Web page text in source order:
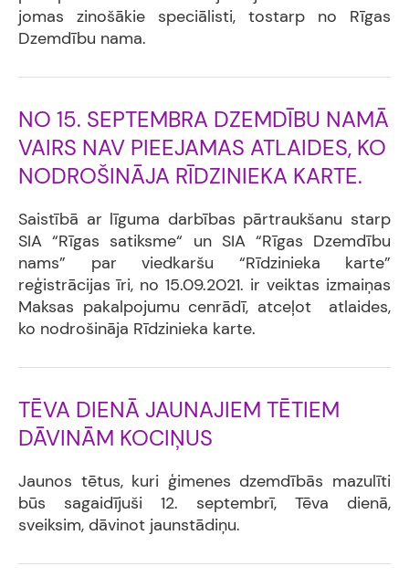
jomas zinošākie speciālisti, tostarp no Rīgas
Dzemdību nama.
NO 15. SEPTEMBRA DZEMDĪBU NAMĀ
VAIRS NAV PIEEJAMAS ATLAIDES, KO
NODROŠINĀJA RĪDZINIEKA KARTE.
Saistībā ar līguma darbības pārtraukšanu starp
SIA “Rīgas satiksme“ un SIA “Rīgas Dzemdību
nams” par viedkaršu “Rīdzinieka karte”
reģistrācijas īri, no 15.09.2021. ir veiktas izmaiņas
Maksas pakalpojumu cenrādī, atceļot atlaides,
ko nodrošināja Rīdzinieka karte.
TĒVA DIENĀ JAUNAJIEM TĒTIEM
DĀVINĀM KOCIŅUS
Jaunos tētus, kuri ģimenes dzemdībās mazulīti
būs sagaidījuši 12. septembrī, Tēva dienā,
sveiksim, dāvinot jaunstādiņu.